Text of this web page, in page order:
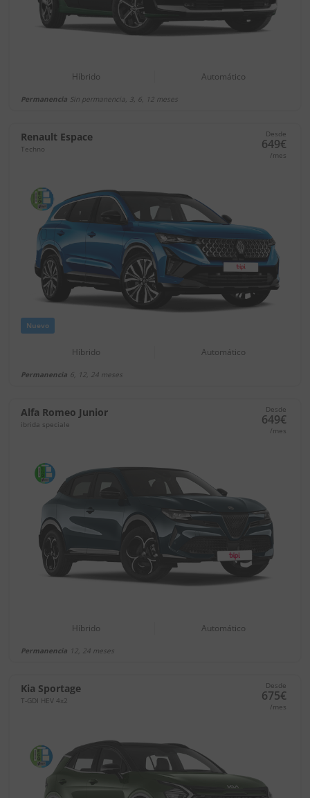
Híbrido Automático
Permanencia Sin permanencia, 3, 6, 12 meses
Renault Espace
Techno
Desde
649€
/mes
Nuevo
Híbrido Automático
Permanencia 6, 12, 24 meses
Alfa Romeo Junior
ibrida speciale
Desde
649€
/mes
Híbrido Automático
Permanencia 12, 24 meses
Kia Sportage
T-GDI HEV 4x2
Desde
675€
/mes